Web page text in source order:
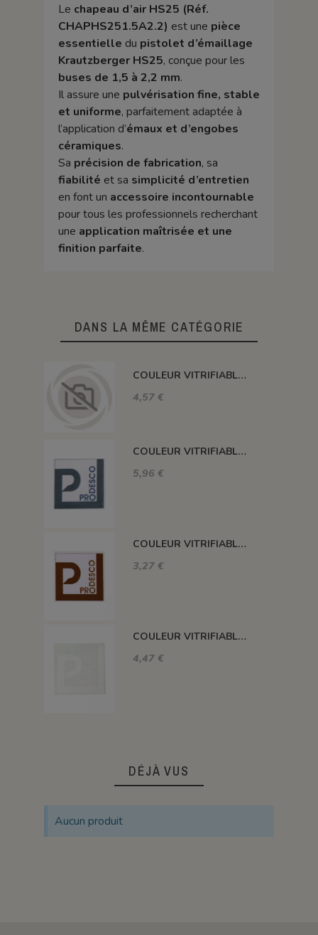
Le chapeau d’air HS25 (Réf.
CHAPHS251.5A2.2) est une pièce
essentielle du pistolet d’émaillage
Krautzberger HS25, conçue pour les
buses de 1,5 à 2,2 mm.
Il assure une pulvérisation fine, stable
et uniforme, parfaitement adaptée à
l’application d’émaux et d’engobes
céramiques.
Sa précision de fabrication, sa
fiabilité et sa simplicité d’entretien
en font un accessoire incontournable
pour tous les professionnels recherchant
une application maîtrisée et une
finition parfaite.
DANS LA MÊME CATÉGORIE
COULEUR VITRIFIABLE DÉCOR SANS PLOMB JAUNE VA105
4,57 €
COULEUR VITRIFIABLE DÉCOR SANS PLOMB GRIS VA116
5,96 €
COULEUR VITRIFIABLE DÉCOR SANS PLOMB CHOCOLAT VA109
3,27 €
COULEUR VITRIFIABLE DÉCOR SANS PLOMB BLANC VA103
4,47 €
DÉJÀ VUS
Aucun produit